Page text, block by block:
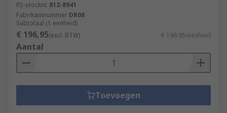
RS-stocknr. 812-8941
Fabrikantnummer DR08
Subtotaal (1 eenheid)
€ 196,95(excl. BTW) € 196,95/eenheid
Aantal
Toevoegen